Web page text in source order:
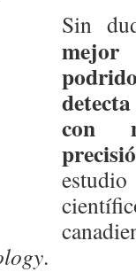
Sin
con
.